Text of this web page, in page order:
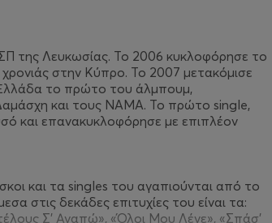
της Λευκωσίας. Το 2006 κυκλοφόρησε το
στην Κύπρο. Το 2007 μετακόμισε
το πρώτο του άλμπουμ,
και τους NAMA. Το πρώτο single,
και επανακυκλοφόρησε με επιπλέον
και τα singles του αγαπιούνται από το
στις δεκάδες επιτυχίες του είναι τα:
Σ’ Αγαπώ», «Όλοι Μου Λένε», «Σπάσ’